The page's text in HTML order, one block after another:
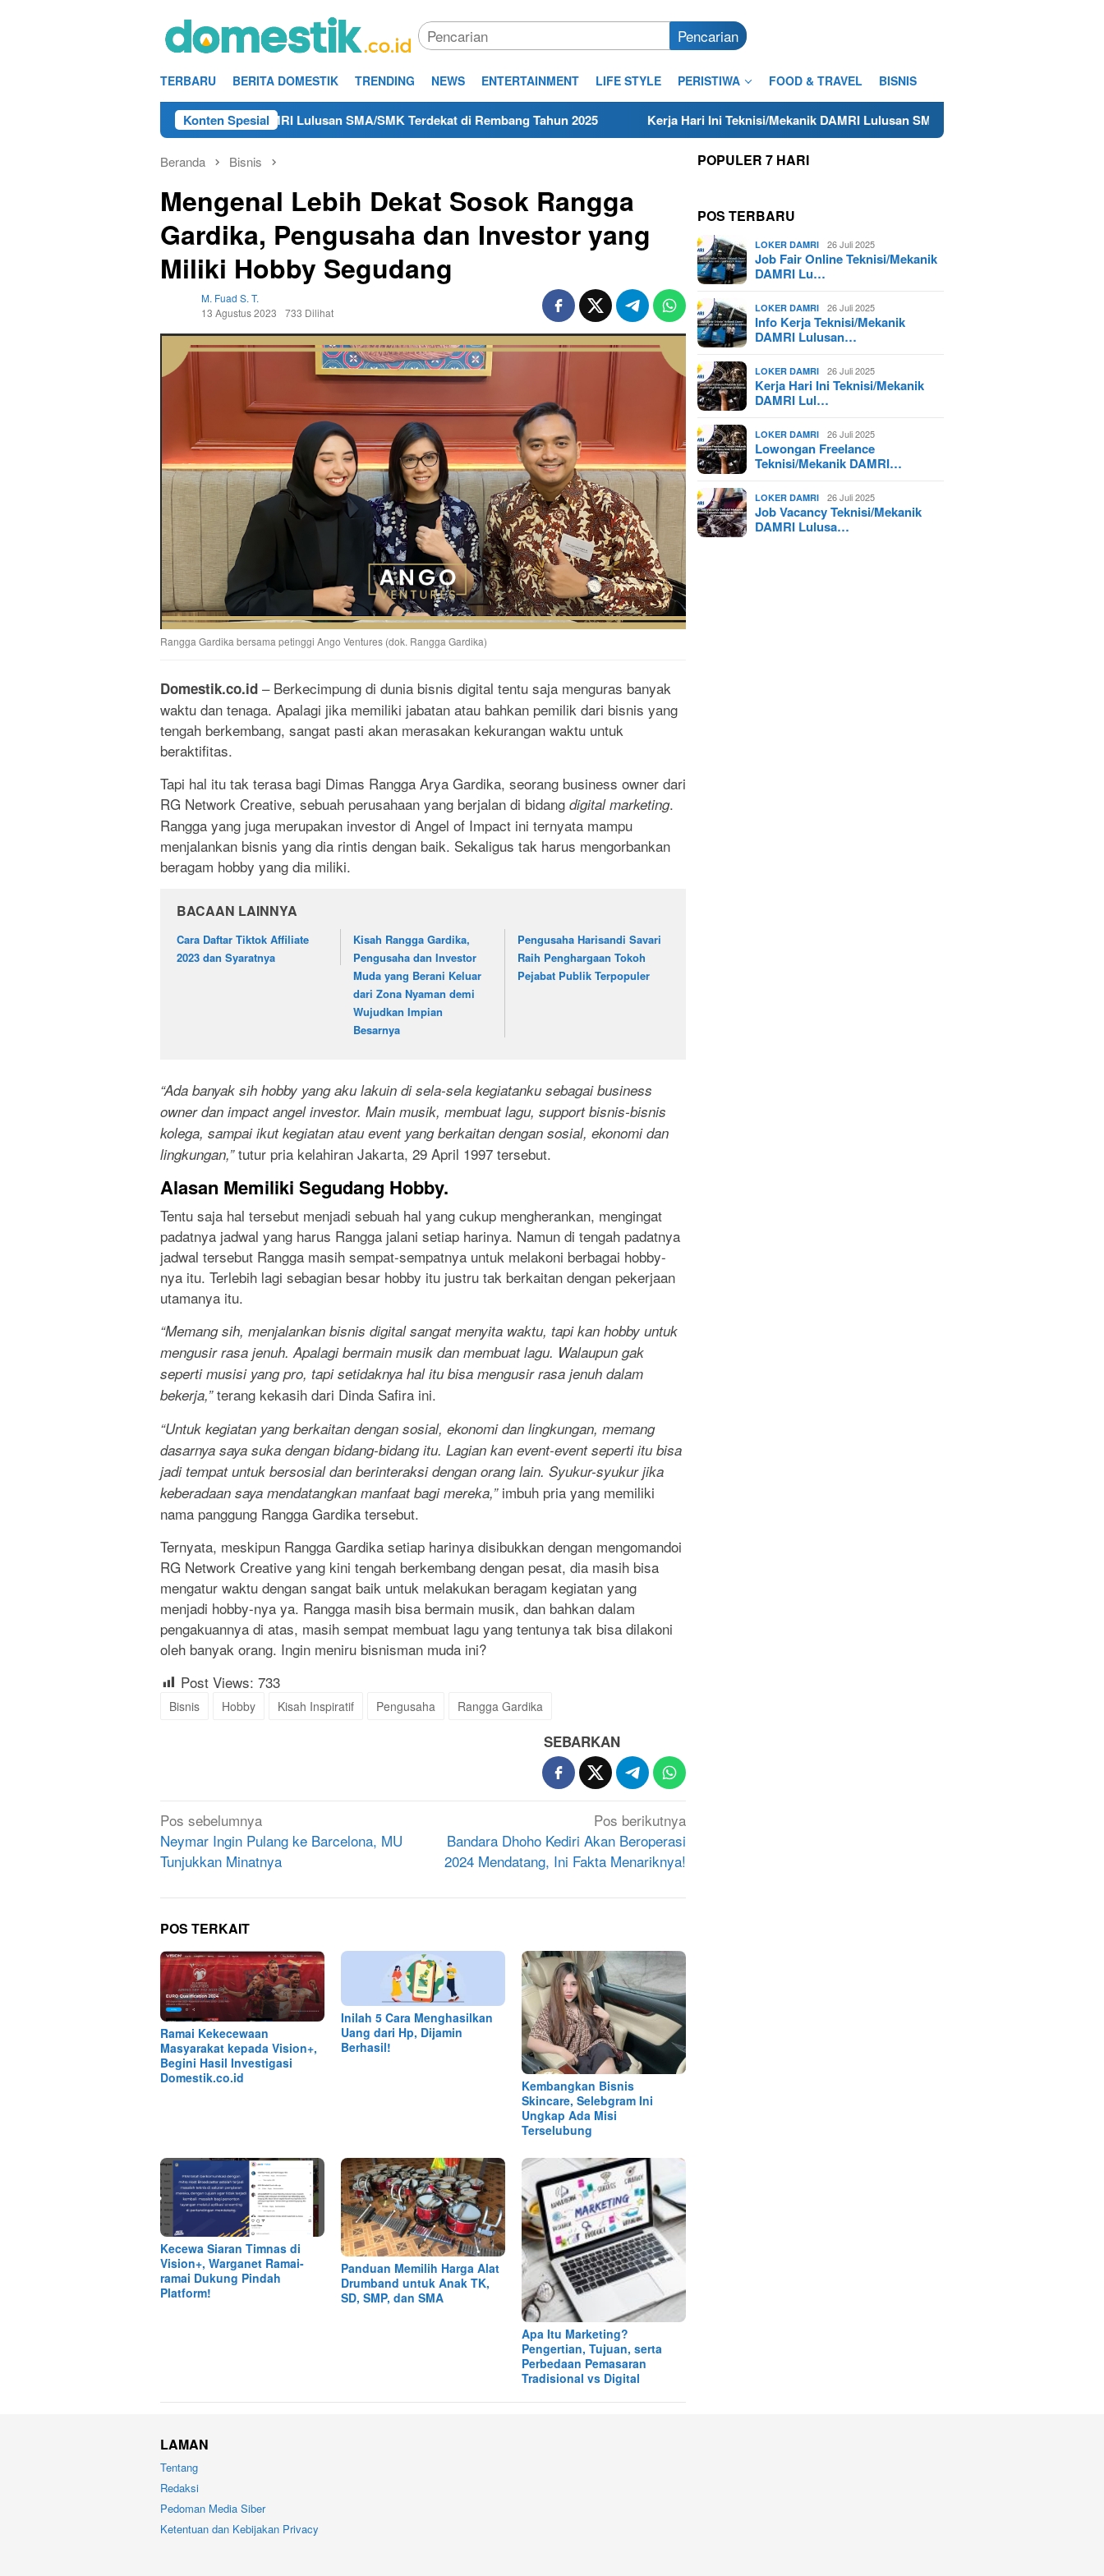
Pencarian
TERBARU BERITA DOMESTIK TRENDING NEWS ENTERTAINMENT LIFE STYLE PERISTIWA FOOD & TRAVEL BISNIS
Konten Spesial
Info Kerja Teknisi/Mekanik DAMRI Lulusan SMA/SMK Terdekat di Rembang Tahun 2025 Kerja Hari Ini Teknisi/Mekanik DAMRI Lulusan SMA/SMK Terdekat di Cilacap Tahun 2025
Beranda Bisnis
Mengenal Lebih Dekat Sosok Rangga
Gardika, Pengusaha dan Investor yang
Miliki Hobby Segudang
M. Fuad S. T.
13 Agustus 2023
733 Dilihat
Rangga Gardika bersama petinggi Ango Ventures (dok. Rangga Gardika)
Domestik.co.id – Berkecimpung di dunia bisnis digital tentu saja menguras banyak
waktu dan tenaga. Apalagi jika memiliki jabatan atau bahkan pemilik dari bisnis yang
tengah berkembang, sangat pasti akan merasakan kekurangan waktu untuk
beraktifitas.
Tapi hal itu tak terasa bagi Dimas Rangga Arya Gardika, seorang business owner dari
RG Network Creative, sebuah perusahaan yang berjalan di bidang digital marketing.
Rangga yang juga merupakan investor di Angel of Impact ini ternyata mampu
menjalankan bisnis yang dia rintis dengan baik. Sekaligus tak harus mengorbankan
beragam hobby yang dia miliki.
BACAAN LAINNYA
Cara Daftar Tiktok Affiliate
2023 dan Syaratnya
Kisah Rangga Gardika,
Pengusaha dan Investor
Muda yang Berani Keluar
dari Zona Nyaman demi
Wujudkan Impian
Besarnya
Pengusaha Harisandi Savari
Raih Penghargaan Tokoh
Pejabat Publik Terpopuler
“Ada banyak sih hobby yang aku lakuin di sela-sela kegiatanku sebagai business
owner dan impact angel investor. Main musik, membuat lagu, support bisnis-bisnis
kolega, sampai ikut kegiatan atau event yang berkaitan dengan sosial, ekonomi dan
lingkungan,”tutur pria kelahiran Jakarta, 29 April 1997 tersebut.
Alasan Memiliki Segudang Hobby.
Tentu saja hal tersebut menjadi sebuah hal yang cukup mengherankan, mengingat
padatnya jadwal yang harus Rangga jalani setiap harinya. Namun di tengah padatnya
jadwal tersebut Rangga masih sempat-sempatnya untuk melakoni berbagai hobby-
nya itu. Terlebih lagi sebagian besar hobby itu justru tak berkaitan dengan pekerjaan
utamanya itu.
“Memang sih, menjalankan bisnis digital sangat menyita waktu, tapi kan hobby untuk
mengusir rasa jenuh. Apalagi bermain musik dan membuat lagu. Walaupun gak
seperti musisi yang pro, tapi setidaknya hal itu bisa mengusir rasa jenuh dalam
bekerja,”terang kekasih dari Dinda Safira ini.
“Untuk kegiatan yang berkaitan dengan sosial, ekonomi dan lingkungan, memang
dasarnya saya suka dengan bidang-bidang itu. Lagian kan event-event seperti itu bisa
jadi tempat untuk bersosial dan berinteraksi dengan orang lain. Syukur-syukur jika
keberadaan saya mendatangkan manfaat bagi mereka,”imbuh pria yang memiliki
nama panggung Rangga Gardika tersebut.
Ternyata, meskipun Rangga Gardika setiap harinya disibukkan dengan mengomandoi
RG Network Creative yang kini tengah berkembang dengan pesat, dia masih bisa
mengatur waktu dengan sangat baik untuk melakukan beragam kegiatan yang
menjadi hobby-nya ya. Rangga masih bisa bermain musik, dan bahkan dalam
pengakuannya di atas, masih sempat membuat lagu yang tentunya tak bisa dilakoni
oleh banyak orang. Ingin meniru bisnisman muda ini?
Post Views: 733
Bisnis Hobby Kisah Inspiratif Pengusaha Rangga Gardika
SEBARKAN
Navigasi
pos
Pos sebelumnya
Neymar Ingin Pulang ke Barcelona, MU
Tunjukkan Minatnya
Pos berikutnya
Bandara Dhoho Kediri Akan Beroperasi
2024 Mendatang, Ini Fakta Menariknya!
POS TERKAIT
Ramai Kekecewaan
Masyarakat kepada Vision+,
Begini Hasil Investigasi
Domestik.co.id
Inilah 5 Cara Menghasilkan
Uang dari Hp, Dijamin
Berhasil!
Kembangkan Bisnis
Skincare, Selebgram Ini
Ungkap Ada Misi
Terselubung
Kecewa Siaran Timnas di
Vision+, Warganet Ramai-
ramai Dukung Pindah
Platform!
Panduan Memilih Harga Alat
Drumband untuk Anak TK,
SD, SMP, dan SMA
Apa Itu Marketing?
Pengertian, Tujuan, serta
Perbedaan Pemasaran
Tradisional vs Digital
POPULER 7 HARI
POS TERBARU
LOKER DAMRI 26 Juli 2025
Job Fair Online Teknisi/Mekanik
DAMRI Lu…
LOKER DAMRI 26 Juli 2025
Info Kerja Teknisi/Mekanik
DAMRI Lulusan…
LOKER DAMRI 26 Juli 2025
Kerja Hari Ini Teknisi/Mekanik
DAMRI Lul…
LOKER DAMRI 26 Juli 2025
Lowongan Freelance
Teknisi/Mekanik DAMRI…
LOKER DAMRI 26 Juli 2025
Job Vacancy Teknisi/Mekanik
DAMRI Lulusa…
LAMAN
Tentang
Redaksi
Pedoman Media Siber
Ketentuan dan Kebijakan Privacy